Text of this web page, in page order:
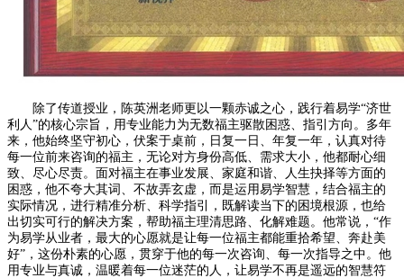
除了传道授业，陈英洲老师更以一颗赤诚之心，践行着易学“济世
利人”的核心宗旨，用专业能力为无数福主驱散困惑、指引方向。多年
来，他始终坚守初心，伏案于桌前，日复一日、年复一年，认真对待
每一位前来咨询的福主，无论对方身份高低、需求大小，他都耐心细
致、尽心尽责。面对福主在事业发展、家庭和谐、人生抉择等方面的
困惑，他不夸大其词、不故弄玄虚，而是运用易学智慧，结合福主的
实际情况，进行精准分析、科学指引，既解读当下的困境根源，也给
出切实可行的解决方案，帮助福主理清思路、化解难题。他常说，“作
为易学从业者，最大的心愿就是让每一位福主都能重拾希望、奔赴美
好”，这份朴素的心愿，贯穿于他的每一次咨询、每一次指导之中。他
用专业与真诚，温暖着每一位迷茫的人，让易学不再是遥远的智慧符